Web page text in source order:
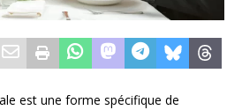
est une forme spécifique de